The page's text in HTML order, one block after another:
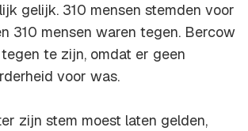
gelijk. 310 mensen stemden voor
310 mensen waren tegen. Bercow
te zijn, omdat er geen
voor was.
zijn stem moest laten gelden,